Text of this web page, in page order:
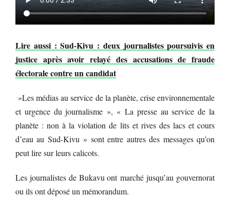
Lire aussi : Sud-Kivu : deux journalistes poursuivis en
justice après avoir relayé des accusations de fraude
électorale contre un candidat
»Les médias au service de la planète, crise environnementale
et urgence du journalisme », « La presse au service de la
planète : non à la violation de lits et rives des lacs et cours
d’eau au Sud-Kivu » sont entre autres des messages qu’on
peut lire sur leurs calicots.
Les journalistes de Bukavu ont marché jusqu’au gouvernorat
ou ils ont déposé un mémorandum.